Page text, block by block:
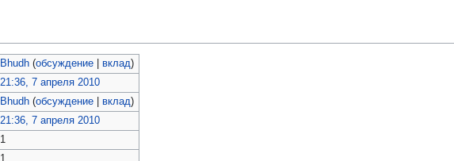
Bhudh (обсуждение |вклад)
21:36, 7 апреля 2010
Bhudh (обсуждение |вклад)
21:36, 7 апреля 2010
1
1